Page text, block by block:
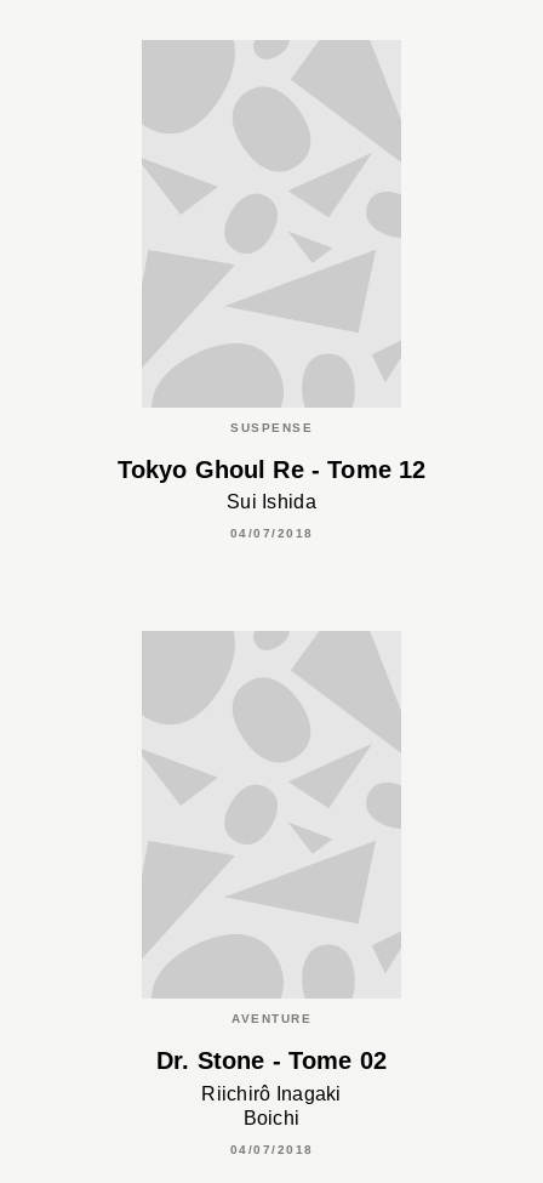
SUSPENSE
Tokyo Ghoul Re - Tome 12
Sui Ishida
04/07/2018
AVENTURE
Dr. Stone - Tome 02
Riichirô Inagaki
Boichi
04/07/2018